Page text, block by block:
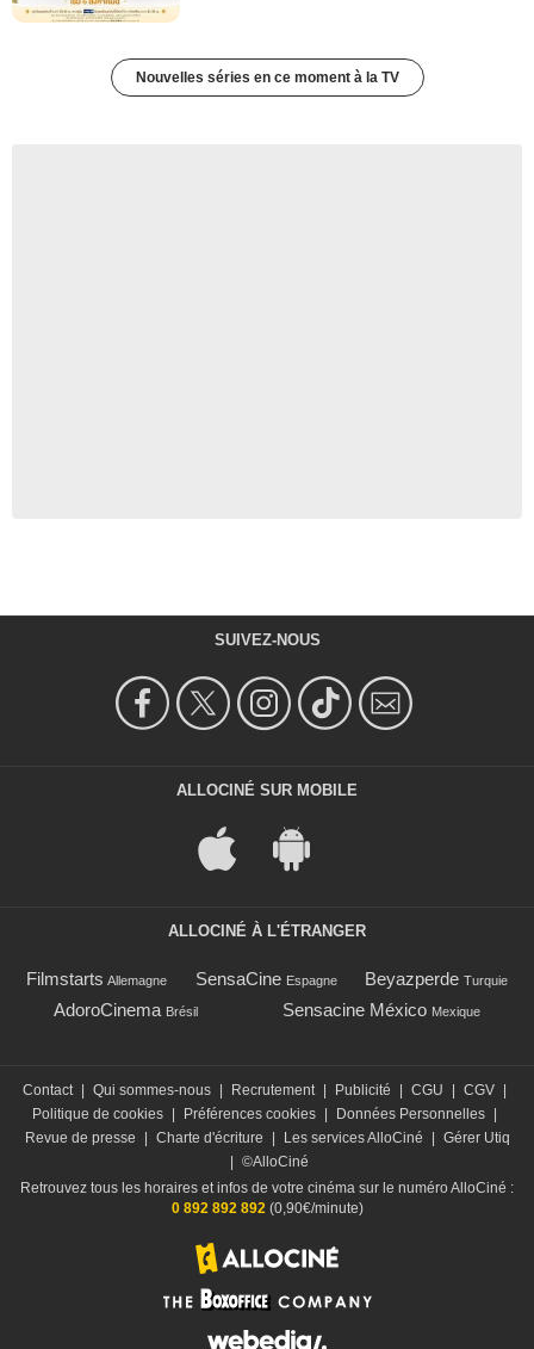
Nouvelles séries en ce moment à la TV
SUIVEZ-NOUS
ALLOCINÉ SUR MOBILE
ALLOCINÉ À L'ÉTRANGER
Filmstarts Allemagne SensaCine Espagne Beyazperde Turquie
AdoroCinema Brésil Sensacine México Mexique
Contact | Qui sommes-nous | Recrutement | Publicité | CGU | CGV |
Politique de cookies | Préférences cookies | Données Personnelles |
Revue de presse
| Charte d'écriture | Les services AlloCiné | Gérer Utiq
| ©AlloCiné
Retrouvez tous les horaires et infos de votre cinéma sur le numéro AlloCiné :
0 892 892 892(0,90€/minute)